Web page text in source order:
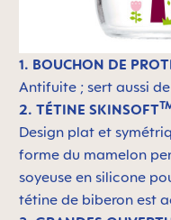
1. BOUCHON DE
Antifuite ; sert aussi
2. TÉTINE SKINSOFT
Design plat et
forme du mamelon
soyeuse en silicone
tétine de biberon est